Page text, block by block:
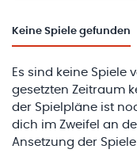
Keine Spiele gefunden
Es sind keine Spiele
gesetzten Zeitraum
der Spielpläne ist
dich im Zweifel an
Ansetzung der